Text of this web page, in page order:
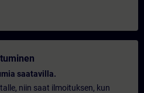
saatavilla.
niin saat ilmoituksen, kun